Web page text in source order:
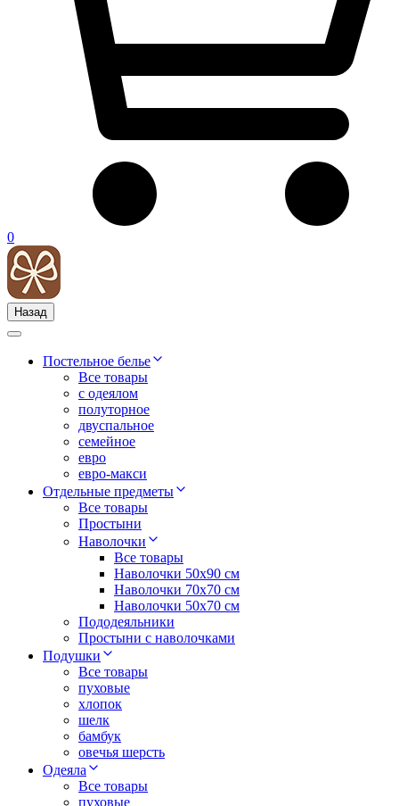
0
Назад
Постельное белье
Все товары
с одеялом
полуторное
двуспальное
семейное
евро
евро-макси
Отдельные предметы
Все товары
Простыни
Наволочки
Все товары
Наволочки 50x90 см
Наволочки 70x70 cм
Наволочки 50х70 см
Пододеяльники
Простыни с наволочками
Подушки
Все товары
пуховые
хлопок
шелк
бамбук
овечья шерсть
Одеяла
Все товары
пуховые